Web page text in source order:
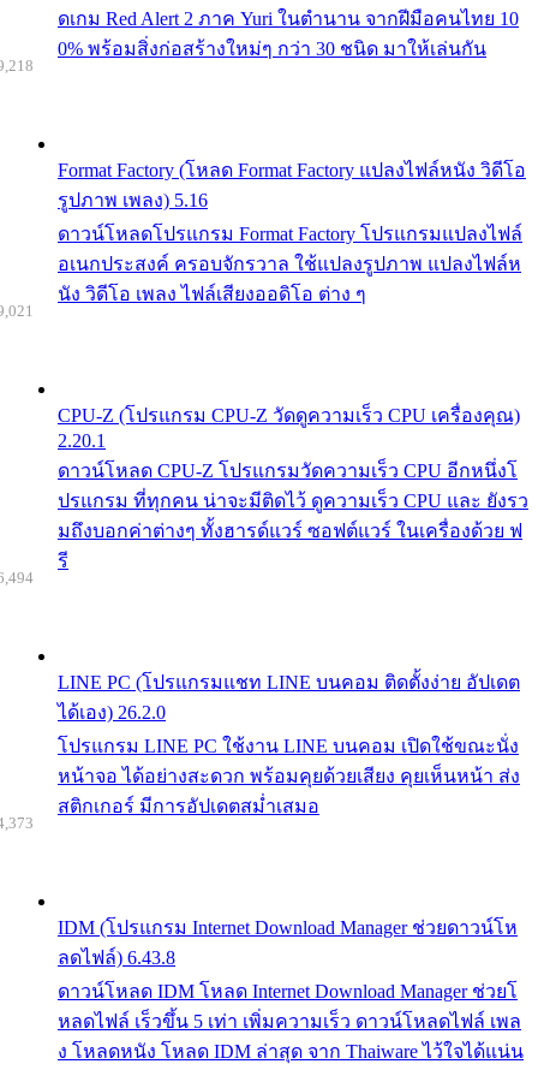
ดเกม Red Alert 2 ภาค Yuri ในตำนาน จากฝีมือคนไทย 10
0% พร้อมสิ่งก่อสร้างใหม่ๆ กว่า 30 ชนิด มาให้เล่นกัน
Format Factory (โหลด Format Factory แปลงไฟล์หนัง วิดีโอ
รูปภาพ เพลง) 5.16
ดาวน์โหลดโปรแกรม Format Factory โปรแกรมแปลงไฟล์
อเนกประสงค์ ครอบจักรวาล ใช้แปลงรูปภาพ แปลงไฟล์ห
นัง วิดีโอ เพลง ไฟล์เสียงออดิโอ ต่าง ๆ
CPU-Z (โปรแกรม CPU-Z วัดดูความเร็ว CPU เครื่องคุณ)
2.20.1
ดาวน์โหลด CPU-Z โปรแกรมวัดความเร็ว CPU อีกหนึ่งโ
ปรแกรม ที่ทุกคน น่าจะมีติดไว้ ดูความเร็ว CPU และ ยังรว
มถึงบอกค่าต่างๆ ทั้งฮารด์แวร์ ซอฟต์แวร์ ในเครื่องด้วย ฟ
รี
LINE PC (โปรแกรมแชท LINE บนคอม ติดตั้งง่าย อัปเดต
ได้เอง) 26.2.0
โปรแกรม LINE PC ใช้งาน LINE บนคอม เปิดใช้ขณะนั่ง
หน้าจอ ได้อย่างสะดวก พร้อมคุยด้วยเสียง คุยเห็นหน้า ส่ง
สติกเกอร์ มีการอัปเดตสม่ำเสมอ
IDM (โปรแกรม Internet Download Manager ช่วยดาวน์โห
ลดไฟล์) 6.43.8
ดาวน์โหลด IDM โหลด Internet Download Manager ช่วยโ
หลดไฟล์ เร็วขึ้น 5 เท่า เพิ่มความเร็ว ดาวน์โหลดไฟล์ เพล
ง โหลดหนัง โหลด IDM ล่าสุด จาก Thaiware ไว้ใจได้แน่น